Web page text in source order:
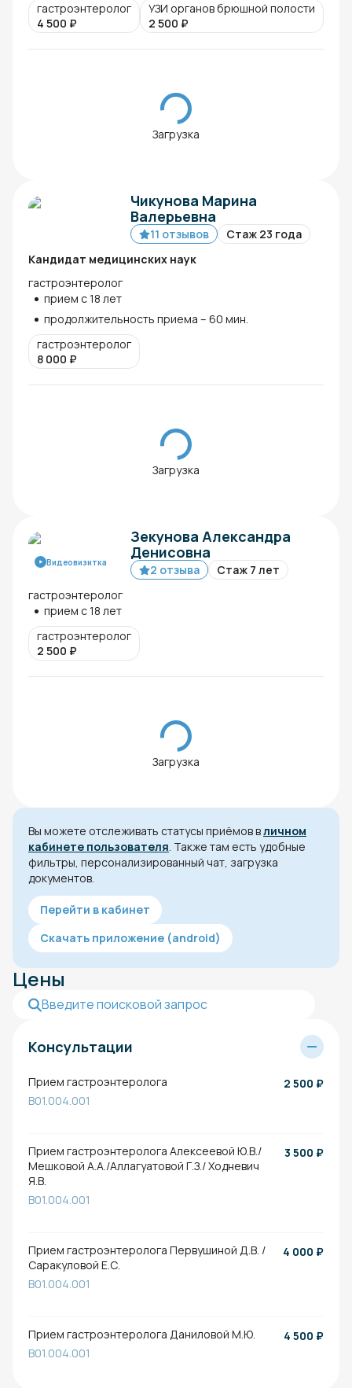
гастроэнтеролог
4 500 ₽
УЗИ органов брюшной полости
2 500 ₽
Загрузка
Чикунова Марина
Валерьевна
11 отзывов
Стаж 23 года
Кандидат медицинских наук
гастроэнтеролог
прием с 18 лет
продолжительность приема – 60 мин.
гастроэнтеролог
8 000 ₽
Загрузка
Видеовизитка
Зекунова Александра
Денисовна
2 отзыва
Стаж 7 лет
гастроэнтеролог
прием с 18 лет
гастроэнтеролог
2 500 ₽
Загрузка
Вы можете отслеживать статусы приёмов вличном
кабинете пользователя. Также там есть удобные
фильтры, персонализированный чат, загрузка
документов.
Перейти в кабинет
Скачать приложение (android)
Цены
Консультации
Прием гастроэнтеролога
B01.004.001
2 500 ₽
Прием гастроэнтеролога Алексеевой Ю.В./
Мешковой А.А./Аллагуатовой Г.З./ Ходневич
Я.В.
B01.004.001
3 500 ₽
Прием гастроэнтеролога Первушиной Д.В. /
Саракуловой Е.С.
B01.004.001
4 000 ₽
Прием гастроэнтеролога Даниловой М.Ю.
B01.004.001
4 500 ₽